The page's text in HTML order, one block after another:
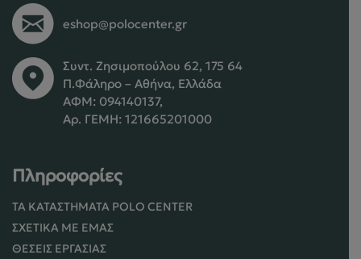
eshop@polocenter.gr
Συντ. Ζησιμοπούλου 62, 175 64
Π.Φάληρο – Αθήνα, Ελλάδα
ΑΦΜ: 094140137,
Αρ. ΓΕΜΗ: 121665201000
Πληροφορίες
ΤΑ ΚΑΤΑΣΤΉΜΑΤΑ POLO CENTER
ΣΧΕΤΙΚΆ ΜΕ ΕΜΆΣ
ΘΈΣΕΙΣ ΕΡΓΑΣΊΑΣ